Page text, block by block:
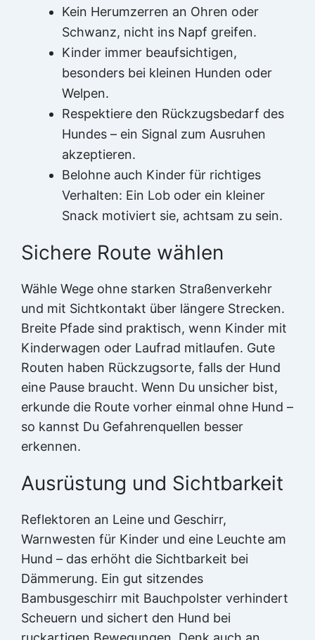
Kein Herumzerren an Ohren oder
Schwanz, nicht ins Napf greifen.
Kinder immer beaufsichtigen,
besonders bei kleinen Hunden oder
Welpen.
Respektiere den Rückzugsbedarf des
Hundes – ein Signal zum Ausruhen
akzeptieren.
Belohne auch Kinder für richtiges
Verhalten: Ein Lob oder ein kleiner
Snack motiviert sie, achtsam zu sein.
Sichere Route wählen
Wähle Wege ohne starken Straßenverkehr
und mit Sichtkontakt über längere Strecken.
Breite Pfade sind praktisch, wenn Kinder mit
Kinderwagen oder Laufrad mitlaufen. Gute
Routen haben Rückzugsorte, falls der Hund
eine Pause braucht. Wenn Du unsicher bist,
erkunde die Route vorher einmal ohne Hund –
so kannst Du Gefahrenquellen besser
erkennen.
Ausrüstung und Sichtbarkeit
Reflektoren an Leine und Geschirr,
Warnwesten für Kinder und eine Leuchte am
Hund – das erhöht die Sichtbarkeit bei
Dämmerung. Ein gut sitzendes
Bambusgeschirr mit Bauchpolster verhindert
Scheuern und sichert den Hund bei